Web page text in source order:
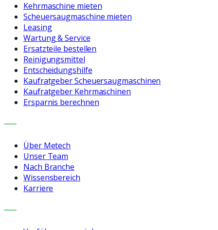
Kehrmaschine mieten
Scheuersaugmaschine mieten
Leasing
Wartung & Service
Ersatzteile bestellen
Reinigungsmittel
Entscheidungshilfe
Kaufratgeber Scheuersaugmaschinen
Kaufratgeber Kehrmaschinen
Ersparnis berechnen
UNTERNEHMEN
Über Metech
Unser Team
Nach Branche
Wissensbereich
Karriere
KONTAKT